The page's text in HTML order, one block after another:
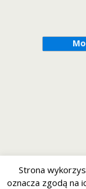
Strona
oznacza zgodą na